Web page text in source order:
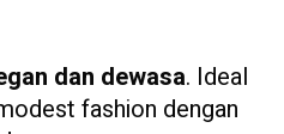
dan dewasa. Ideal
fashion dengan